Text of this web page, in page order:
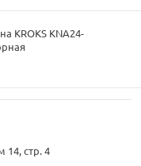
KROKS KNA24-
14, стр. 4